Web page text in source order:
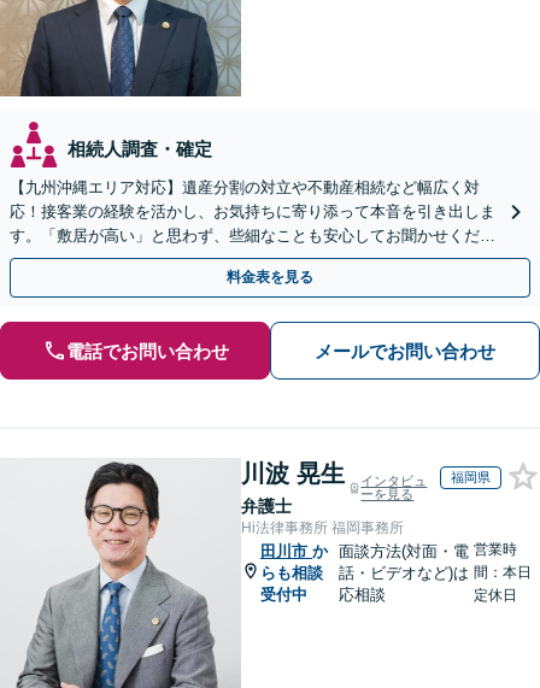
相続人調査・確定
【九州沖縄エリア対応】遺産分割の対立や不動産相続など幅広く対
応！接客業の経験を活かし、お気持ちに寄り添って本音を引き出しま
す。「敷居が高い」と思わず、些細なことも安心してお聞かせくださ
い【初回相談無料】【夜間・休日相談可】
料金表を見る
電話でお問い合わせ メールでお問い合わせ
川波 晃生
弁護士
インタビュ
ーを見る
福岡県
Hi法律事務所 福岡事務所
田川市 か
らも相談
受付中
面談方法(対面・電
話・ビデオなど)は
応相談
営業時
間：本日
定休日